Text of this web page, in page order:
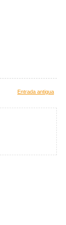
Entrada antigua